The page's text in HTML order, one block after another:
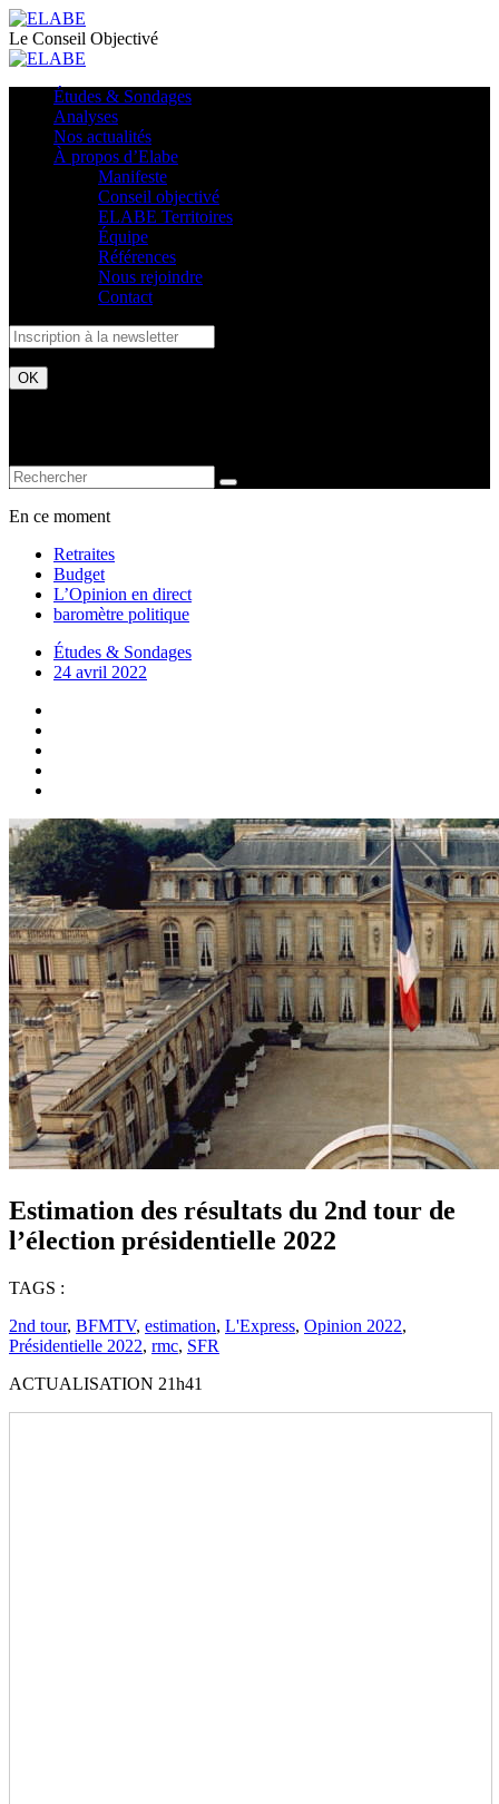
Le Conseil Objectivé
Études & Sondages
Analyses
Nos actualités
À propos d’Elabe
Manifeste
Conseil objectivé
ELABE Territoires
Équipe
Références
Nous rejoindre
Contact
En ce moment
Retraites
Budget
L’Opinion en direct
baromètre politique
Études & Sondages
24 avril 2022
Estimation des résultats du 2nd tour de
l’élection présidentielle 2022
TAGS :
2nd tour, BFMTV, estimation, L'Express, Opinion 2022,
Présidentielle 2022, rmc, SFR
ACTUALISATION 21h41